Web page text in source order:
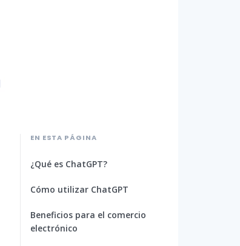
EN ESTA PÁGINA
¿Qué es ChatGPT?
Cómo utilizar ChatGPT
Beneficios para el comercio
electrónico